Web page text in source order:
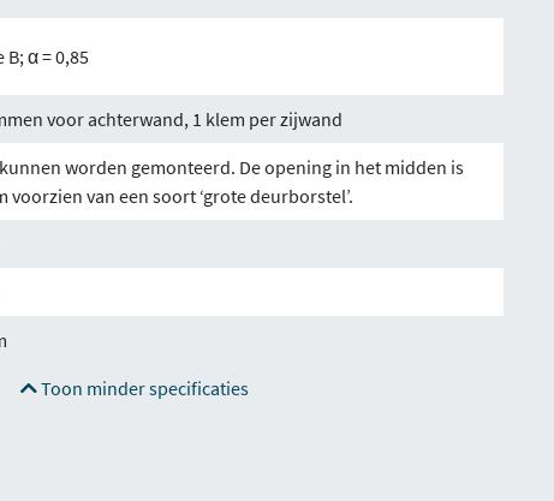
B; α = 0,85
voor achterwand, 1 klem per zijwand
worden gemonteerd. De opening in het midden is
voorzien van een soort ‘grote deurborstel’.
Toon minder specificaties